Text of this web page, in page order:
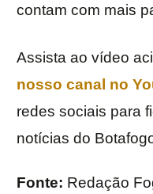
contam com mais
Assista ao vídeo
nosso canal no
redes sociais para
notícias do
Fonte: Redação